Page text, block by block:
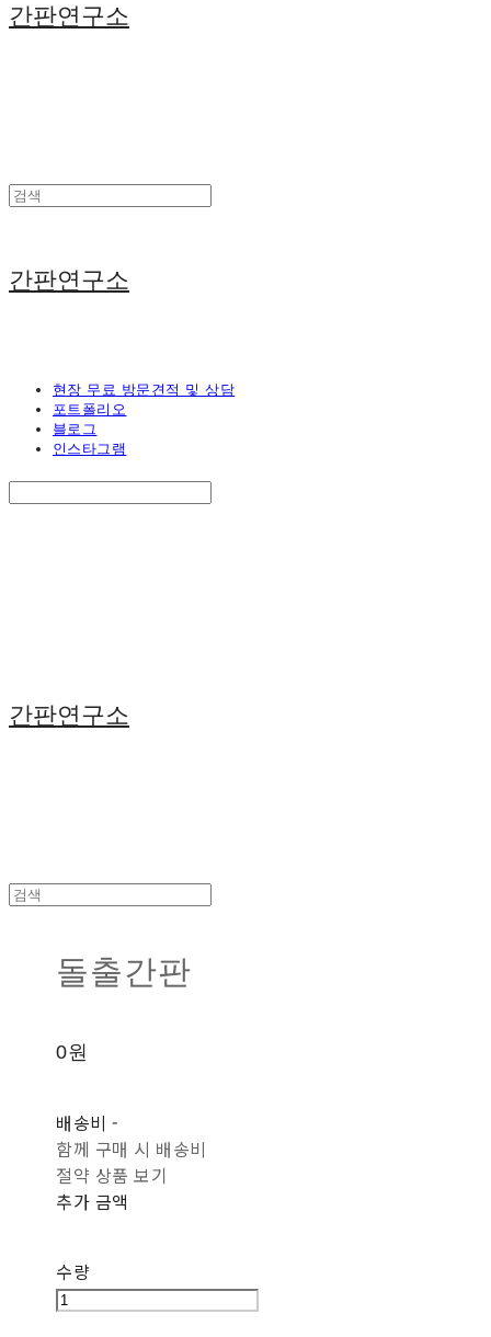
간판연구소
간판연구소
현장 무료 방문견적 및 상담
포트폴리오
블로그
인스타그램
간판연구소
돌출간판
0원
배송비-
함께 구매 시 배송비
절약 상품 보기
추가 금액
수량